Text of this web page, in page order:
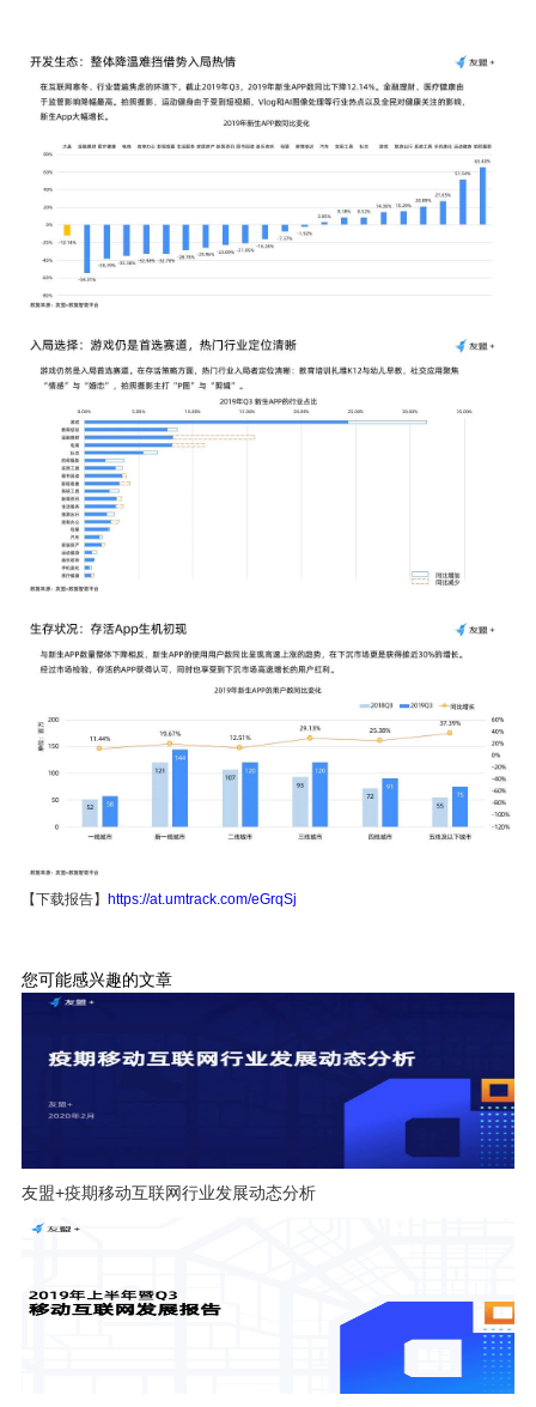
【下载报告】 https://at.umtrack.com/eGrqSj
您可能感兴趣的文章
友盟+疫期移动互联网行业发展动态分析